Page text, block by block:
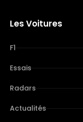
Les Voitures
F1
Essais
Radars
Actualités